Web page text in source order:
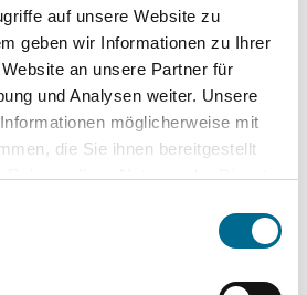
auf unsere Website zu
geben wir Informationen zu Ihrer
an unsere Partner für
und Analysen weiter. Unsere
möglicherweise mit
die Sie ihnen bereitgestellt
Rahmen Ihrer Nutzung der Dienste
Webseite weiterhin nutzen.
wuddi Leasing Kauf
✔ - -
-